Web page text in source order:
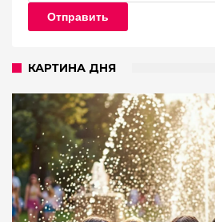
Отправить
КАРТИНА ДНЯ